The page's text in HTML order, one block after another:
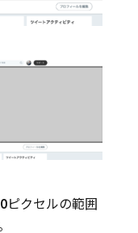
ピクセルの範囲